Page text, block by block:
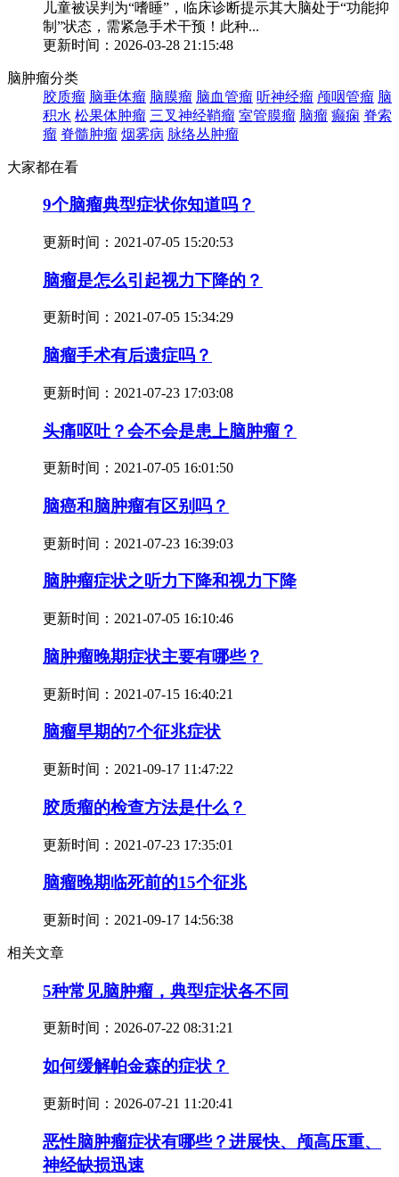
儿童被误判为“嗜睡”，临床诊断提示其大脑处于“功能抑
制”状态，需紧急手术干预！此种...
更新时间：2026-03-28 21:15:48
脑肿瘤分类
胶质瘤 脑垂体瘤 脑膜瘤 脑血管瘤 听神经瘤 颅咽管瘤 脑
积水 松果体肿瘤 三叉神经鞘瘤 室管膜瘤 脑瘤 癫痫 脊索
瘤 脊髓肿瘤 烟雾病 脉络丛肿瘤
大家都在看
9个脑瘤典型症状你知道吗？
更新时间： 2021-07-05 15:20:53
脑瘤是怎么引起视力下降的？
更新时间： 2021-07-05 15:34:29
脑瘤手术有后遗症吗？
更新时间： 2021-07-23 17:03:08
头痛呕吐？会不会是患上脑肿瘤？
更新时间： 2021-07-05 16:01:50
脑癌和脑肿瘤有区别吗？
更新时间： 2021-07-23 16:39:03
脑肿瘤症状之听力下降和视力下降
更新时间： 2021-07-05 16:10:46
脑肿瘤晚期症状主要有哪些？
更新时间： 2021-07-15 16:40:21
脑瘤早期的7个征兆症状
更新时间： 2021-09-17 11:47:22
胶质瘤的检查方法是什么？
更新时间： 2021-07-23 17:35:01
脑瘤晚期临死前的15个征兆
更新时间： 2021-09-17 14:56:38
相关文章
5种常见脑肿瘤，典型症状各不同
更新时间： 2026-07-22 08:31:21
如何缓解帕金森的症状？
更新时间： 2026-07-21 11:20:41
恶性脑肿瘤症状有哪些？进展快、颅高压重、
神经缺损迅速